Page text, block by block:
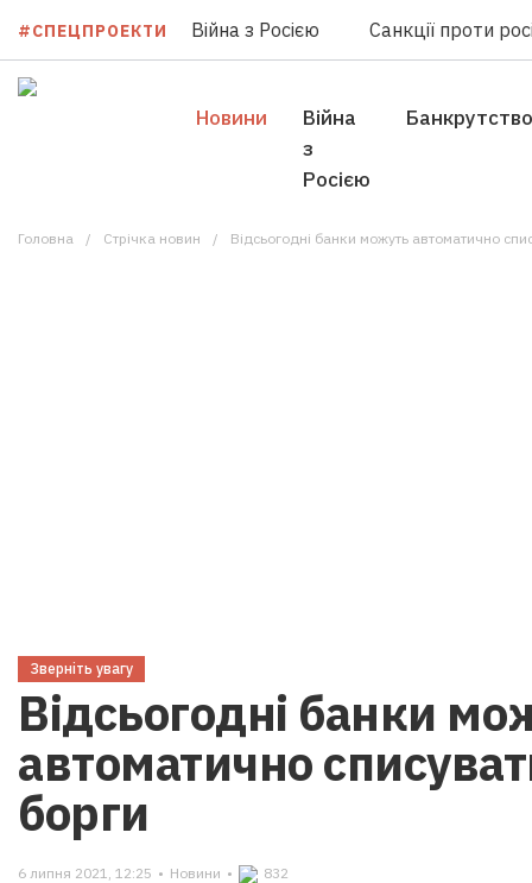
#СПЕЦПРОЕКТИ Війна з Росією Санкції проти
Новини
Війна
з
Росією
Банкрутство
Головна Стрічка новин Відсьогодні банки можуть автоматично
Зверніть увагу
Відсьогодні банки
автоматично
борги
6 липня 2021, 12:25 • Новини • 832